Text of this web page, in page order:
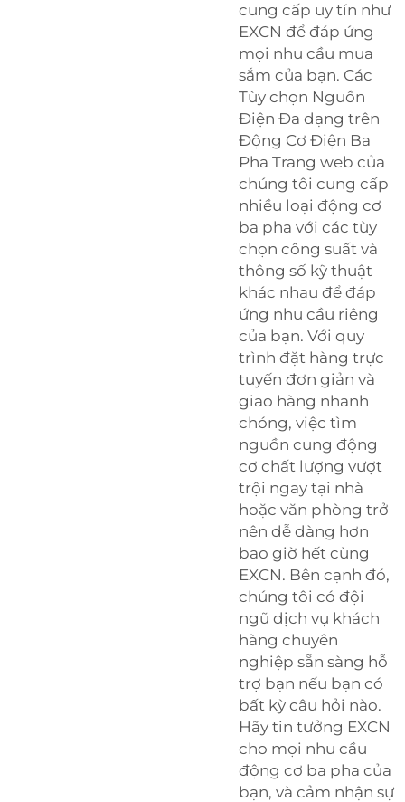
cung cấp uy tín như
EXCN để đáp ứng
mọi nhu cầu mua
sắm của bạn. Các
Tùy chọn Nguồn
Điện Đa dạng trên
Động Cơ Điện Ba
Pha Trang web của
chúng tôi cung cấp
nhiều loại động cơ
ba pha với các tùy
chọn công suất và
thông số kỹ thuật
khác nhau để đáp
ứng nhu cầu riêng
của bạn. Với quy
trình đặt hàng trực
tuyến đơn giản và
giao hàng nhanh
chóng, việc tìm
nguồn cung động
cơ chất lượng vượt
trội ngay tại nhà
hoặc văn phòng trở
nên dễ dàng hơn
bao giờ hết cùng
EXCN. Bên cạnh đó,
chúng tôi có đội
ngũ dịch vụ khách
hàng chuyên
nghiệp sẵn sàng hỗ
trợ bạn nếu bạn có
bất kỳ câu hỏi nào.
Hãy tin tưởng EXCN
cho mọi nhu cầu
động cơ ba pha của
bạn, và cảm nhận sự